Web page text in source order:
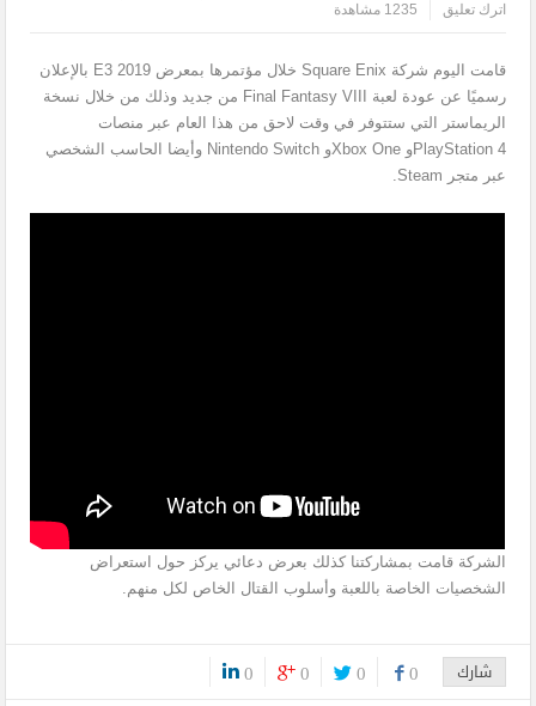
اترك تعليق
1235 مشاهدة
قامت اليوم شركة Square Enix خلال مؤتمرها بمعرض E3 2019 بالإعلان
رسميًا عن عودة لعبة Final Fantasy VIII من جديد وذلك من خلال نسخة
الريماستر التي ستتوفر في وقت لاحق من هذا العام عبر منصات
PlayStation 4و Xbox Oneو Nintendo Switch وأيضا الحاسب الشخصي
عبر متجر Steam.
الشركة قامت بمشاركتنا كذلك بعرض دعائي يركز حول استعراض
الشخصيات الخاصة باللعبة وأسلوب القتال الخاص لكل منهم.
شارك 0
0
0
0